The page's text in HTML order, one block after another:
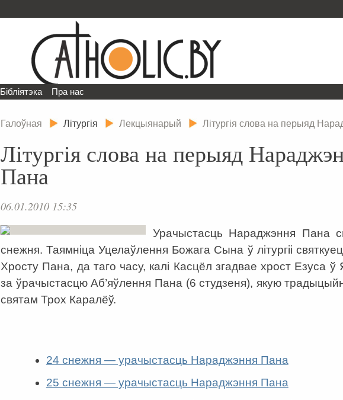
Бібліятэка Пра нас
Галоўная Літургія Лекцыянарый Літургія слова на перыяд
Літургія слова на перыяд
Пана
06.01.2010 15:35
Урачыстасць Нараджэння Пана
снежня. Таямніца Уцелаўлення Божага Сына ў літургіі
Хросту Пана, да таго часу, калі Касцёл згадвае хрост Езуса
за ўрачыстасцю Аб’яўлення Пана (6 студзеня), якую
святам Трох Каралёў.
24 снежня — урачыстасць Нараджэння Пана
25 снежня — урачыстасць Нараджэння Пана